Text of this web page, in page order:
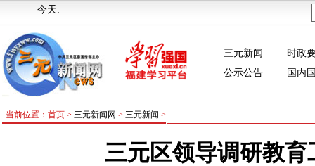
今天:
三元新闻
时政
公示公告
国内
当前位置：首页 > 三元新闻网 > 三元新闻 >
三元区领导调研教育